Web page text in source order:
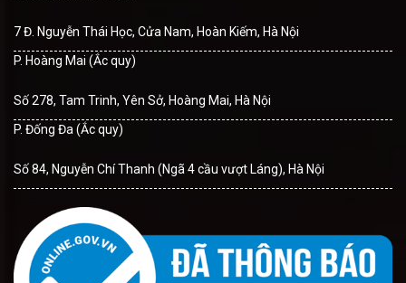
7 Đ. Nguyễn Thái Học, Cửa Nam, Hoàn Kiếm, Hà Nội
P. Hoàng Mai (Ắc quy)
Số 278, Tam Trinh, Yên Sở, Hoàng Mai, Hà Nội
P. Đống Đa (Ắc quy)
Số 84, Nguyễn Chí Thanh (Ngã 4 cầu vượt Láng), Hà Nội